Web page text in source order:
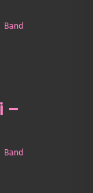
Band
–
Band